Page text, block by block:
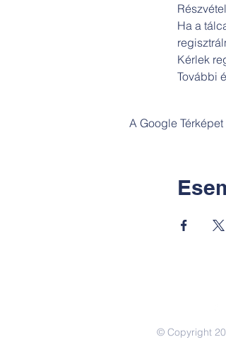
Ha a
Kérlek
További
A Google
© Copyright